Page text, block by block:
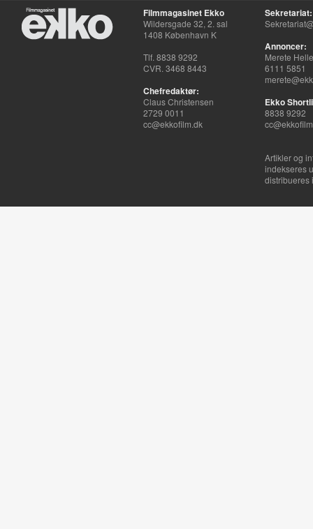
Filmmagasinet Ekko
Wildersgade 32, 2. sal
1408 København K
Tlf. 8838 9292
CVR. 3468 8443
Chefredaktør:
Claus Christensen
2729 0011
cc@ekkofilm.dk
Sekretariat:
Annoncer:
Merete
6111 5851
Ekko
8838 9292
Artikler og
indekseres
distribueres